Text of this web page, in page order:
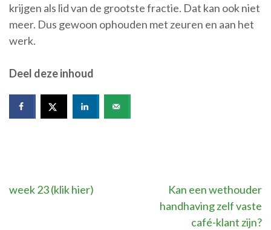
krijgen als lid van de grootste fractie. Dat kan ook niet
meer. Dus gewoon ophouden met zeuren en aan het
werk.
Deel deze inhoud
Bericht
week 23 (klik hier)
Kan een wethouder
handhaving zelf vaste
café-klant zijn?